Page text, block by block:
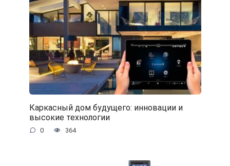
Каркасный дом будущего: инновации и
высокие технологии
0 364